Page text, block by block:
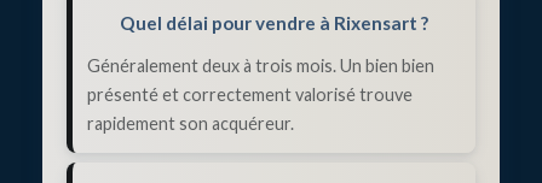
Quel délai pour vendre à Rixensart ?
Généralement deux à trois mois. Un bien bien
présenté et correctement valorisé trouve
rapidement son acquéreur.